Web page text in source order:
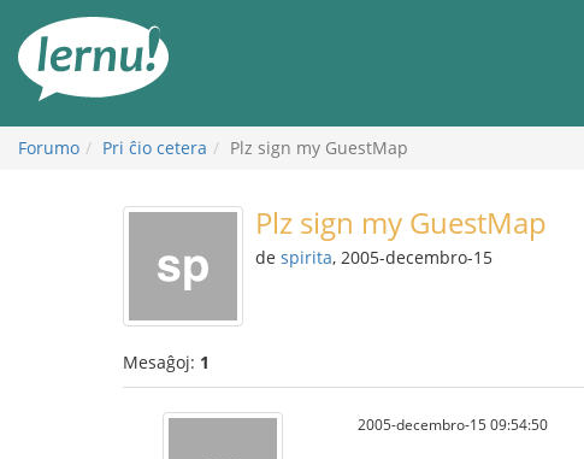
enhavo
Forumo Pri ĉio cetera Plz sign my GuestMap
Plz sign my GuestMap
de spirita, 2005-decembro-15
Mesaĝoj: 1
2005-decembro-15 09:54:50